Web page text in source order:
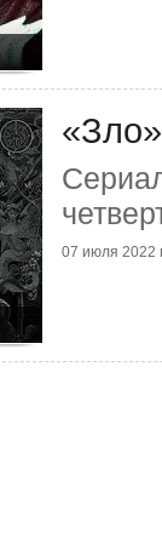
07 июля 2022